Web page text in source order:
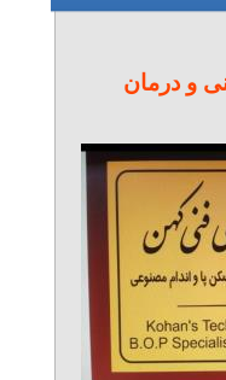
و درمان